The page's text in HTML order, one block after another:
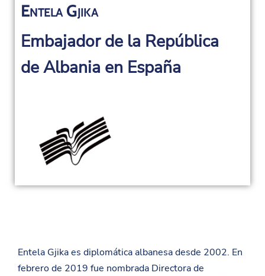
Entela Gjika
Embajador de la República
de Albania en España
Entela Gjika es diplomática albanesa desde 2002. En
febrero de 2019 fue nombrada Directora de